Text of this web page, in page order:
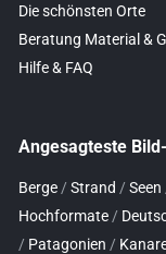
Die schönsten Orte
Beratung Material &
Hilfe & FAQ
Angesagteste
Berge / Strand / Seen
Hochformate /
/ Patagonien /